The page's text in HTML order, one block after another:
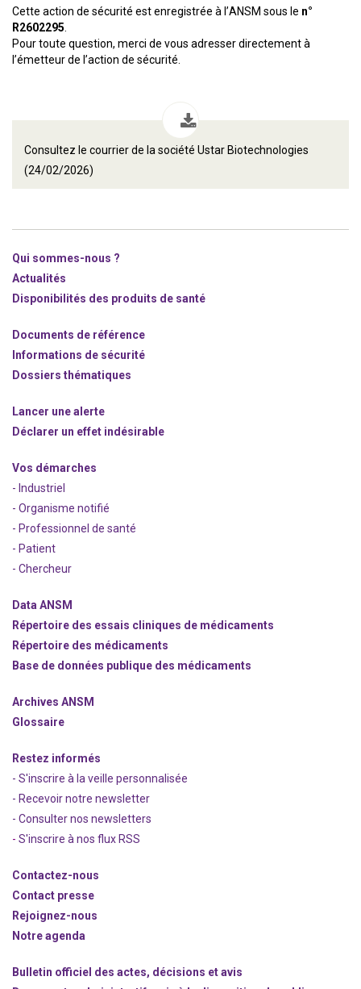
Cette action de sécurité est enregistrée à l’ANSM sous le n°
R2602295
Pour toute question, merci de vous adresser directement à
l’émetteur de l’action de sécurité.
Consultez le courrier de la société Ustar Biotechnologies
(24/02/2026)
Qui sommes-nous ?
Actualités
Disponibilités des produits de santé
Documents de référence
Informations de sécurité
Dossiers thématiques
Lancer une alerte
Déclarer un effet indésirable
Vos démarches
- Industriel
- Organisme notifié
- Professionnel de santé
- Patient
- Chercheur
Data ANSM
Répertoire des essais cliniques de médicaments
Répertoire des médicaments
Base de données publique des médicaments
Archives ANSM
Glossaire
Restez informés
- S'inscrire à la veille personnalisée
- Recevoir notre newsletter
- Consulter nos newsletters
- S'inscrire à nos flux RSS
Contactez-nous
Contact presse
Rejoignez-nous
Notre agenda
Bulletin officiel des actes, décisions et avis